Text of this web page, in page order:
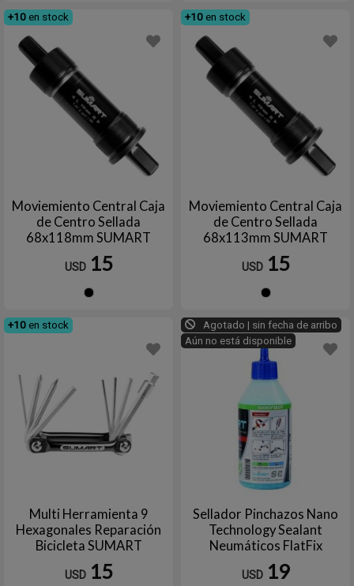
+10 en stock
Moviemiento Central Caja
de Centro Sellada
68x118mm SUMART
USD 15
+10 en stock
Moviemiento Central Caja
de Centro Sellada
68x113mm SUMART
USD 15
+10 en stock
Multi Herramienta 9
Hexagonales Reparación
Bicicleta SUMART
USD 15
Agotado | sin fecha de arribo
Aún no está disponible
Sellador Pinchazos Nano
Technology Sealant
Neumáticos FlatFix
Bicicletas 160ml SUMART
TOOLS
USD 19